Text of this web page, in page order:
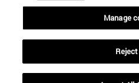
Manage